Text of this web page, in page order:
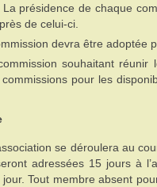
présidence de chaque
de celui-ci.
devra être adoptée
souhaitant
pour les
se déroulera au
adressées 15 jours à
Tout membre absent